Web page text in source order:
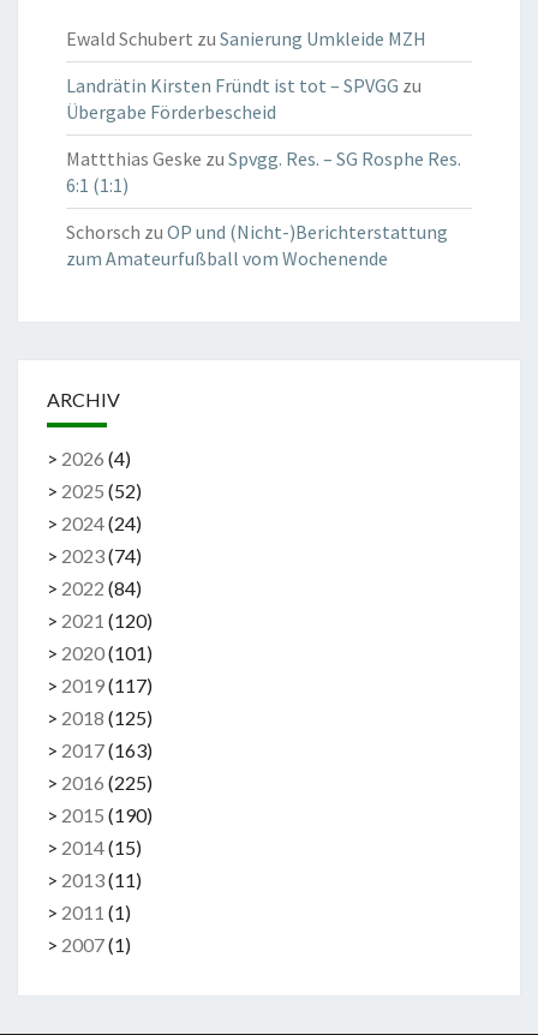
Ewald Schubert zu Sanierung Umkleide MZH
Landrätin Kirsten Fründt ist tot – SPVGG zu
Übergabe Förderbescheid
Mattthias Geske zu Spvgg. Res. – SG Rosphe Res.
6:1 (1:1)
Schorsch zu OP und (Nicht-)Berichterstattung
zum Amateurfußball vom Wochenende
ARCHIV
> 2026 (4)
> 2025 (52)
> 2024(24)
> 2023(74)
> 2022 (84)
> 2021 (120)
> 2020(101)
> 2019(117)
> 2018 (125)
> 2017(163)
> 2016 (225)
> 2015 (190)
> 2014(15)
> 2013(11)
> 2011 (1)
> 2007(1)